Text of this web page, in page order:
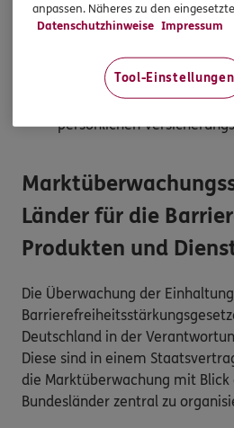
Schwierigkeiten bereitet
Bitte senden Sie an diese
Anmerkungen zum
keine Daten oder
persönlichen
Länder für die
Produkten und
Die Überwachung der
Deutschland in der
Diese sind in einem
die Marktüberwachung mit Blick
Bundesländer zentral zu
anpassen. Näheres zu den
Datenschutzhinweise Impressum
Tool-Einstellungen